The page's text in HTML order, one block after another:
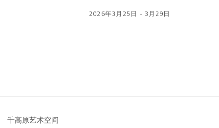
2026年3月25日 - 3月29日
千高原艺术空间